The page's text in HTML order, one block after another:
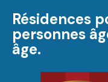
Résidences
personnes
âge.